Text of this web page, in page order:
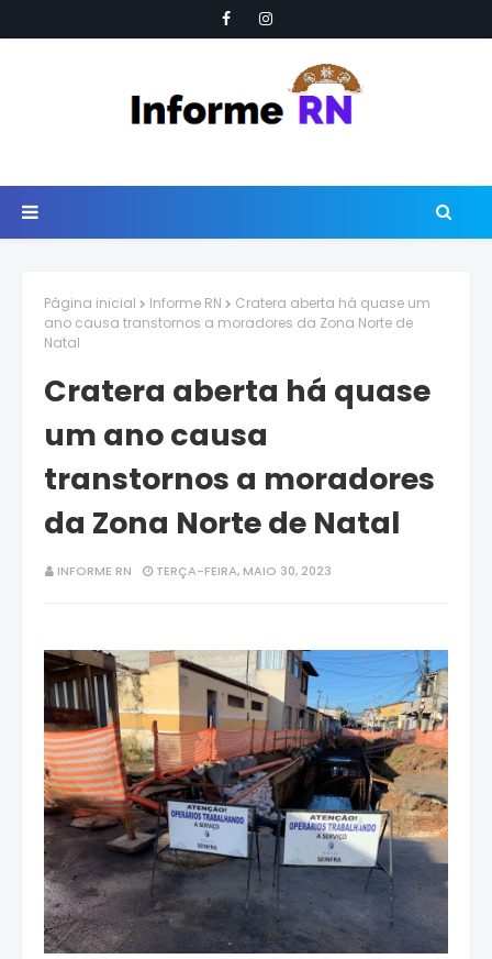
Página inicial Informe RN
Cratera aberta há quase um
ano causa transtornos a moradores da Zona Norte de
Natal
Cratera aberta há quase
um ano causa
transtornos a moradores
da Zona Norte de Natal
INFORME RN TERÇA-FEIRA, MAIO 30, 2023